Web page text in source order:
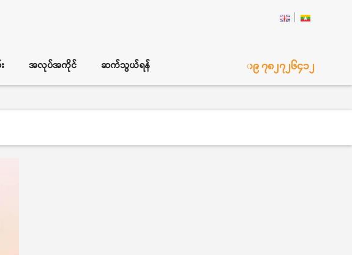
အလုပ်အကိုင် ဆက်သွယ်ရန် ၀၉ ၇၈၂၇၂၆၄၁၂